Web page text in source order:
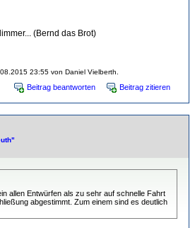
(Bernd das Brot)
23:55 von Daniel Vielberth.
Beitrag beantworten Beitrag zitieren
allen Entwürfen als zu sehr auf schnelle Fahrt
abgestimmt. Zum einem sind es deutlich